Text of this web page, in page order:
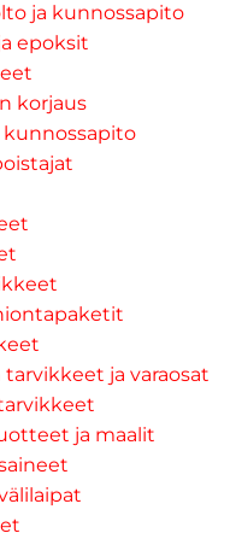
ja kunnossapito
epoksit
korjaus
ja varaosat
ja maalit